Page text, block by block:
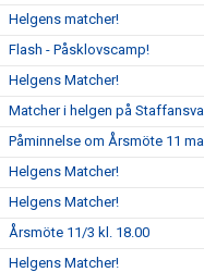
Helgens matcher!
Flash - Påsklovscamp!
Helgens Matcher!
Matcher i helgen på
Påminnelse om Årsmöte 11
Helgens Matcher!
Helgens Matcher!
Årsmöte 11/3 kl. 18.00
Helgens Matcher!